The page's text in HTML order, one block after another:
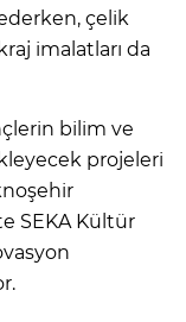
çelik
imalatları da
bilim ve
projeleri
SEKA Kültür